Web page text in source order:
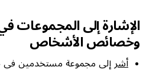
الإشارة إلى المجموعات
وخصائص الأشخاص
أشر إلى مجموعة مستخدمين في